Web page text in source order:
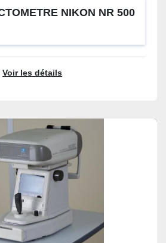
NIKON NR 500
Voir les détails